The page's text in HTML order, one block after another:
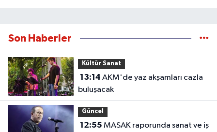
Son Haberler
Kültür Sanat
13:14
buluşacak
Güncel
12:55